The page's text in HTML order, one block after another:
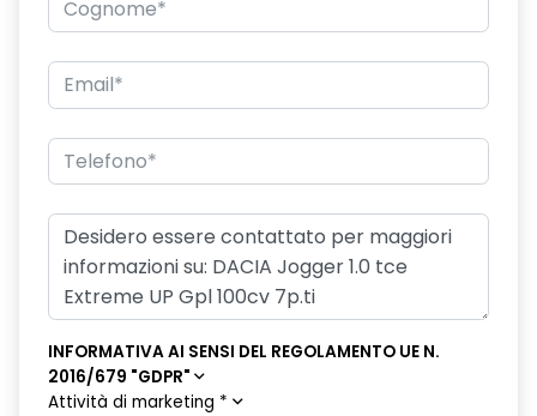
INFORMATIVA AI SENSI DEL REGOLAMENTO UE N.
2016/679 "GDPR"
Attività di marketing *